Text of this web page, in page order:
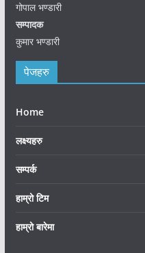
गोपाल भण्डारी
सम्पादक
कुमार भण्डारी
पेजहरु
Home
लक्ष्यहरु
सम्पर्क
हाम्रो टिम
हाम्रो बारेमा